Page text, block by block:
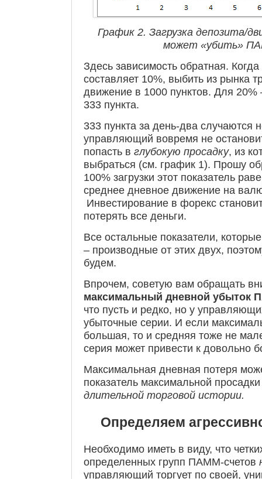
График 2. Загрузка депозита/
может «убить»
Здесь зависимость обратная. Когда
составляет 10%, выбить из рынка
движение в 1000 пунктов. Для
333 пункта.
333 пункта за день-два случаются
управляющий вовремя не
попасть в глубокую просадку, из
выбраться (см. график 1). Прошу
100% загрузки этот показатель
среднее дневное движение на
Инвестирование в форекс
потерять все деньги.
Все остальные показатели,
– производные от этих двух,
будем.
Впрочем, советую вам обращать
максимальный дневной убыток
что пусть и редко, но у
убыточные серии. И если
большая, то и средняя тоже не
серия может привести к довольно
Максимальная дневная потеря
показатель максимальной
длительной торговой истории.
Определяем
Необходимо иметь в виду, что
определенных групп ПАММ-счетов
управляющий торгует по своей,